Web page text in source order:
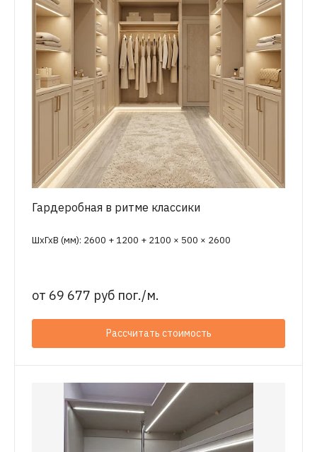
Гардеробная в ритме классики
ШхГхВ (мм): 2600 + 1200 + 2100 × 500 × 2600
от 69 677 руб пог./м.
Рассчитать стоимость